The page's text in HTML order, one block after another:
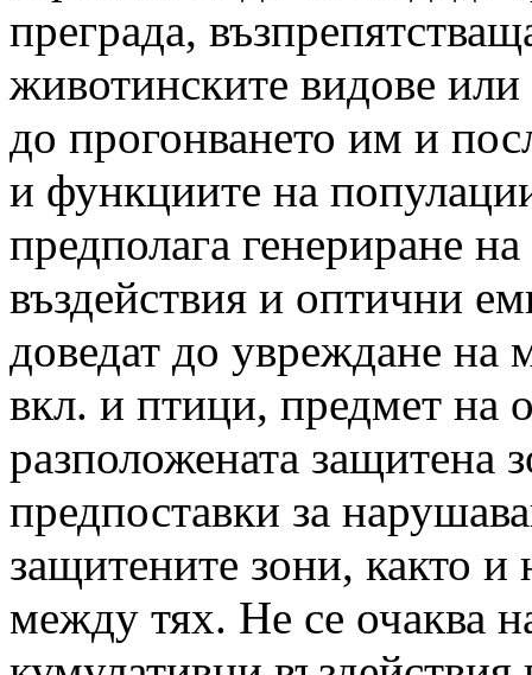
преграда,
животинските видове или
до прогонването им и
и функциите на
предполага генериране
въздействия и оптични
доведат до увреждане на
вкл. и птици, предмет на
разположената защитена
предпоставки за
защитените зони, както и
между тях. Не се очаква